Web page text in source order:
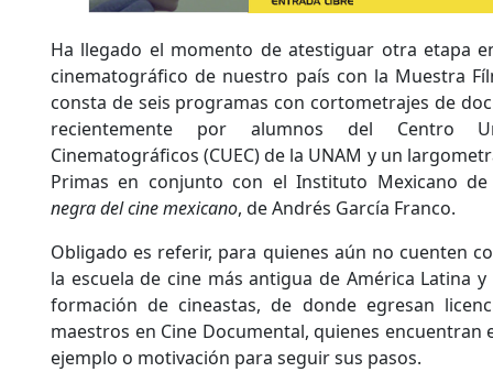
Ha llegado el momento de atestiguar otra etapa
cinematográfico de nuestro país con la Muestra
consta de seis programas con cortometrajes de
recientemente por alumnos del Centro
Cinematográficos (CUEC) de la UNAM y un
Primas en conjunto con el Instituto Mexicano de
negra del cine mexicano, de Andrés García Franco.
Obligado es referir, para quienes aún no cuenten
la escuela de cine más antigua de América Latina
formación de cineastas, de donde egresan
maestros en Cine Documental, quienes
ejemplo o motivación para seguir sus pasos.